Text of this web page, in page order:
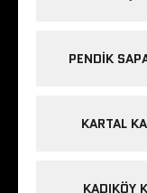
PENDIK
KARTAL
KADIKÖY